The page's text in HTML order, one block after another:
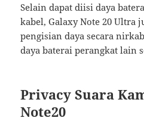
Selain dapat diisi daya
kabel, Galaxy Note 20 Ultra
pengisian daya secara
daya baterai perangkat lain
Privacy Suara
Note20